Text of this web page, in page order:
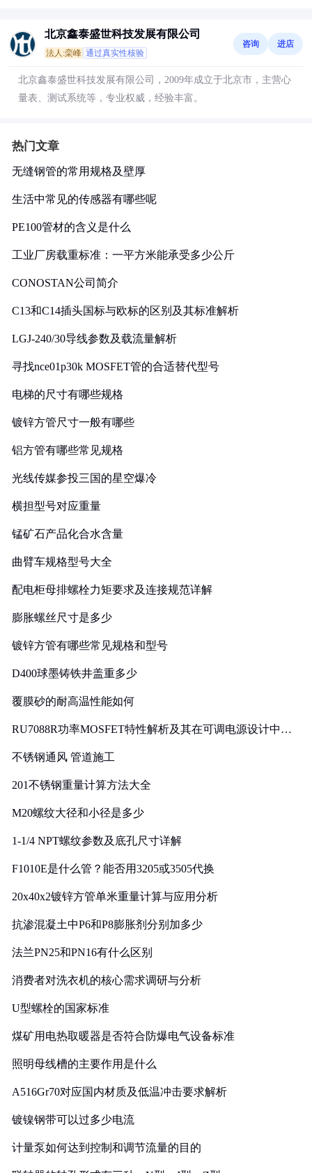
北京鑫泰盛世科技发展有限公司
法人:栾峰 通过真实性核验
咨询 进店
北京鑫泰盛世科技发展有限公司，2009年成立于北京市，主营心
量表、测试系统等，专业权威，经验丰富。
热门文章
无缝钢管的常用规格及壁厚
生活中常见的传感器有哪些呢
PE100管材的含义是什么
工业厂房载重标准：一平方米能承受多少公斤
CONOSTAN公司简介
C13和C14插头国标与欧标的区别及其标准解析
LGJ-240/30导线参数及载流量解析
寻找nce01p30k MOSFET管的合适替代型号
电梯的尺寸有哪些规格
镀锌方管尺寸一般有哪些
铝方管有哪些常见规格
光线传媒参投三国的星空爆冷
横担型号对应重量
锰矿石产品化合水含量
曲臂车规格型号大全
配电柜母排螺栓力矩要求及连接规范详解
膨胀螺丝尺寸是多少
镀锌方管有哪些常见规格和型号
D400球墨铸铁井盖重多少
覆膜砂的耐高温性能如何
RU7088R功率MOSFET特性解析及其在可调电源设计中的
不锈钢通风 管道施工
201不锈钢重量计算方法大全
M20螺纹大径和小径是多少
1-1/4 NPT螺纹参数及底孔尺寸详解
F1010E是什么管？能否用3205或3505代换
20x40x2镀锌方管单米重量计算与应用分析
抗渗混凝土中P6和P8膨胀剂分别加多少
法兰PN25和PN16有什么区别
消费者对洗衣机的核心需求调研与分析
U型螺栓的国家标准
煤矿用电热取暖器是否符合防爆电气设备标准
照明母线槽的主要作用是什么
A516Gr70对应国内材质及低温冲击要求解析
镀镍钢带可以过多少电流
计量泵如何达到控制和调节流量的目的